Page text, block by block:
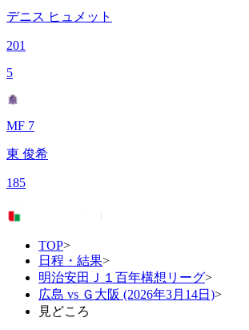
デニス ヒュメット
201
5
MF 7
東 俊希
185
TOP>
日程・結果>
明治安田Ｊ１百年構想リーグ>
広島 vs Ｇ大阪 (2026年3月14日)>
見どころ